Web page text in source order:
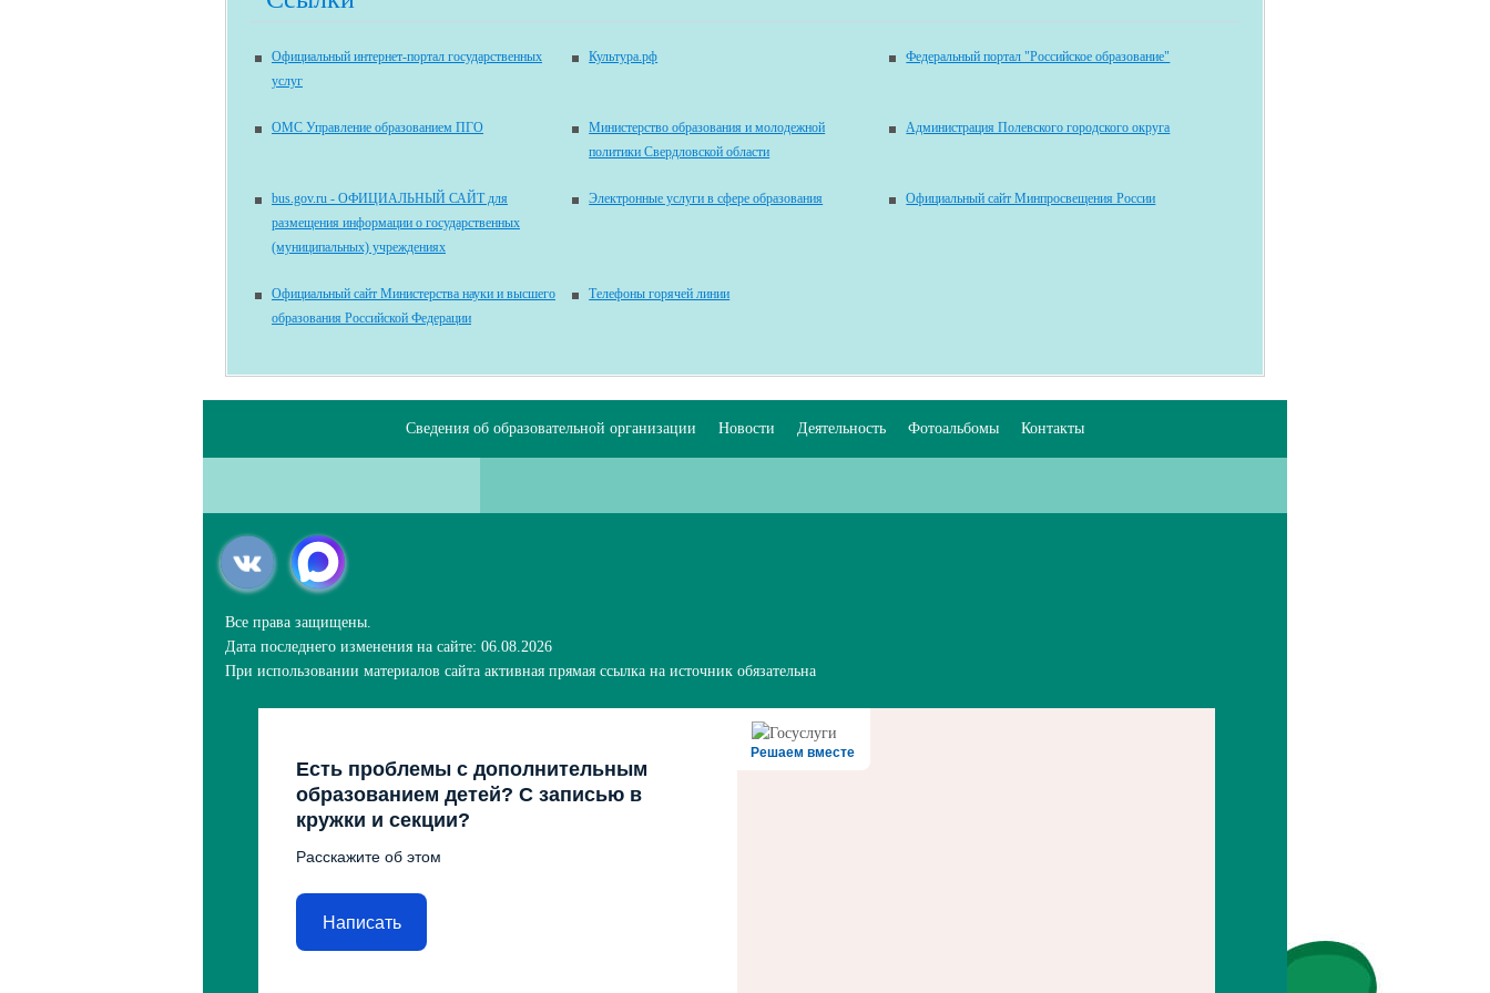
Официальный интернет-портал государственных
услуг
Культура.рф Федеральный портал "Российское образование"
ОМС Управление образованием ПГО
Министерство образования и молодежной
политики Свердловской области
Администрация Полевского городского округа
bus.gov.ru - ОФИЦИАЛЬНЫЙ САЙТ для
размещения информации о государственных
(муниципальных) учреждениях
Электронные услуги в сфере образования Официальный сайт Минпросвещения России
Официальный сайт Министерства науки и высшего
образования Российской Федерации
Телефоны горячей линии
Сведения об образовательной организации Новости Деятельность Фотоальбомы Контакты
Все права защищены.
Дата последнего изменения на сайте: 06.08.2026
При использовании материалов сайта активная прямая ссылка на источник обязательна
Решаем вместе
Есть проблемы с дополнительным
образованием детей? С записью в
кружки и секции?
Расскажите об этом
Написать